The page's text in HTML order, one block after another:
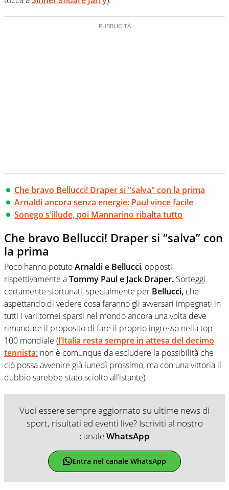
Che bravo Bellucci! Draper si "salva" con la prima
Arnaldi ancora senza energie: Paul vince facile
Sonego s'illude, poi Mannarino ribalta tutto
Che bravo Bellucci! Draper si “salva” con
la prima
Poco hanno potutoArnaldi e Bellucci, opposti
rispettivamente aTommy Paul e Jack Draper. Sorteggi
certamente sfortunati, specialmente per Bellucci, che
aspettando di vedere cosa faranno gli avversari impegnati in
tutti i vari tornei sparsi nel mondo ancora una volta deve
rimandare il proposito di fare il proprio ingresso nella top
100 mondiale (l’Italia resta sempre in attesa del decimo
tennista: non è comunque da escludere la possibilità che
ciò possa avvenire già lunedì prossimo, ma con una vittoria il
dubbio sarebbe stato sciolto all’istante).
Vuoi essere sempre aggiornato su ultime news di
sport, risultati ed eventi live? Iscriviti al nostro
canaleWhatsApp
Entra nel canale WhatsApp